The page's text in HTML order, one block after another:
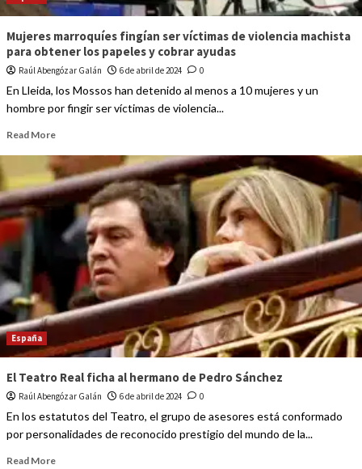
Mujeres marroquíes fingían ser víctimas de violencia machista
para obtener los papeles y cobrar ayudas
Raúl Abengózar Galán 6 de abril de 2024 0
En Lleida, los Mossos han detenido al menos a 10 mujeres y un
hombre por fingir ser víctimas de violencia...
Read More
España
El Teatro Real ficha al hermano de Pedro Sánchez
Raúl Abengózar Galán 6 de abril de 2024 0
En los estatutos del Teatro, el grupo de asesores está conformado
por personalidades de reconocido prestigio del mundo de la...
Read More